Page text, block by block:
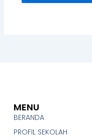
MENU
BERANDA
PROFIL SEKOLAH